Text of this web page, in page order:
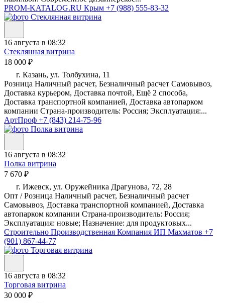
PROM-KATALOG.RU Крым +7 (988) 555-83-32
16 августа в 08:32
Стеклянная витрина
18 000 ₽
г. Казань, ул. Толбухина, 11
Розница Наличный расчет, Безналичный расчет Самовывоз,
Доставка курьером, Доставка почтой, Ещё 2 способа,
Доставка транспортной компанией, Доставка автопарком
компании Страна-производитель: Россия; Эксплуатация:...
АртПроф +7 (843) 214-75-96
16 августа в 08:32
Полка витрина
7 670 ₽
г. Ижевск, ул. Оружейника Драгунова, 72, 28
Опт / Розница Наличный расчет, Безналичный расчет
Самовывоз, Доставка транспортной компанией, Доставка
автопарком компании Страна-производитель: Россия;
Эксплуатация: новые; Назначение: для продуктовых...
Строительно Производственная Компания ИП Махматов +7
(901) 867-44-77
16 августа в 08:32
Торговая витрина
30 000 ₽